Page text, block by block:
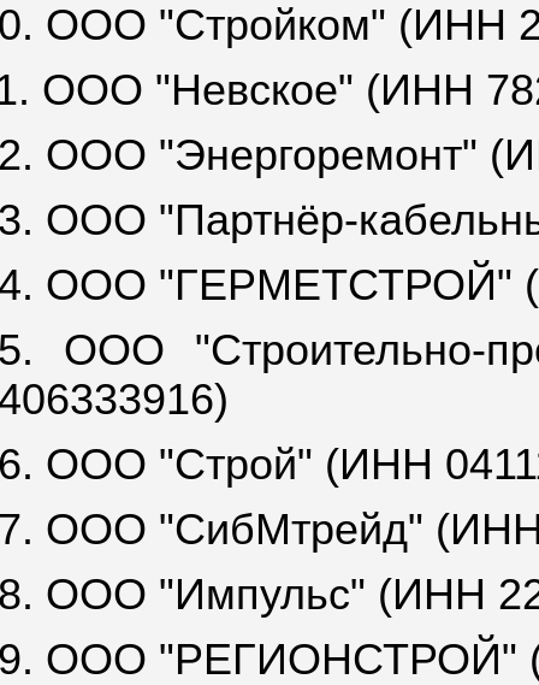
ООО "Стройком" (ИНН
ООО "Невское" (ИНН
ООО "Энергоремонт"
ООО "Партнёр-
ООО "ГЕРМЕТСТРОЙ"
ООО "Строительно-
ООО "Строй" (ИНН
ООО "СибМтрейд" (ИНН
ООО "Импульс" (ИНН
ООО "РЕГИОНСТРОЙ"